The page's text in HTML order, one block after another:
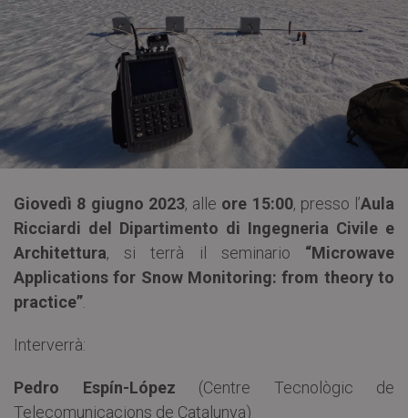
Giovedì 8 giugno 2023, alle ore 15:00, presso l’Aula
Ricciardi del Dipartimento di Ingegneria Civile e
Architettura, si terrà il seminario “Microwave
Applications for Snow Monitoring: from theory to
practice”
Interverrà:
Pedro Espín-López (Centre Tecnològic de
Telecomunicacions de Catalunya)